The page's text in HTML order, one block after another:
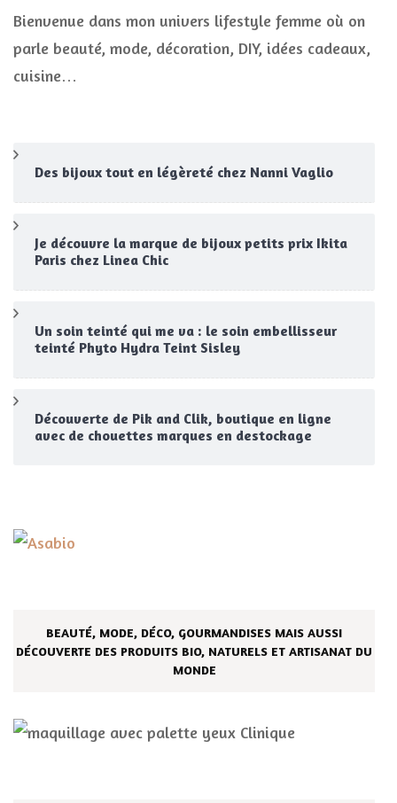
Bienvenue dans mon univers lifestyle femme où on
parle beauté, mode, décoration, DIY, idées cadeaux,
cuisine…
Des bijoux tout en légèreté chez Nanni Vaglio
Je découvre la marque de bijoux petits prix Ikita
Paris chez Linea Chic
Un soin teinté qui me va : le soin embellisseur
teinté Phyto Hydra Teint Sisley
Découverte de Pik and Clik, boutique en ligne
avec de chouettes marques en destockage
BEAUTÉ, MODE, DÉCO, GOURMANDISES MAIS AUSSI
DÉCOUVERTE DES PRODUITS BIO, NATURELS ET ARTISANAT DU
MONDE